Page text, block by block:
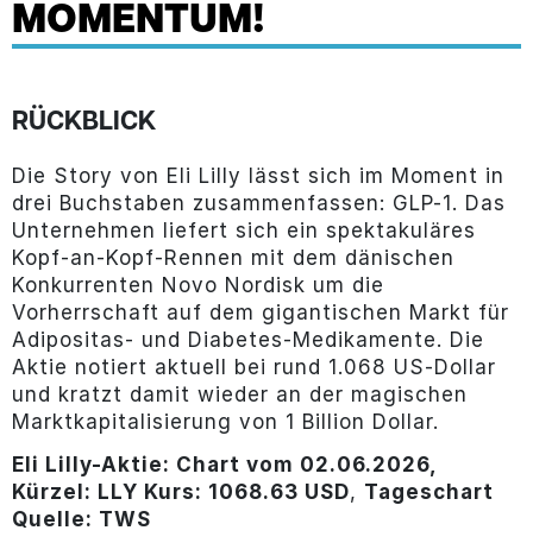
MOMENTUM!
RÜCKBLICK
Die Story von Eli Lilly lässt sich im Moment in
drei Buchstaben zusammenfassen: GLP-1. Das
Unternehmen liefert sich ein spektakuläres
Kopf-an-Kopf-Rennen mit dem dänischen
Konkurrenten Novo Nordisk um die
Vorherrschaft auf dem gigantischen Markt für
Adipositas- und Diabetes-Medikamente. Die
Aktie notiert aktuell bei rund 1.068 US-Dollar
und kratzt damit wieder an der magischen
Marktkapitalisierung von 1 Billion Dollar.
Eli Lilly-Aktie: Chart vom 02.06.2026,
Kürzel: LLY Kurs: 1068.63 USD, Tageschart
Quelle: TWS